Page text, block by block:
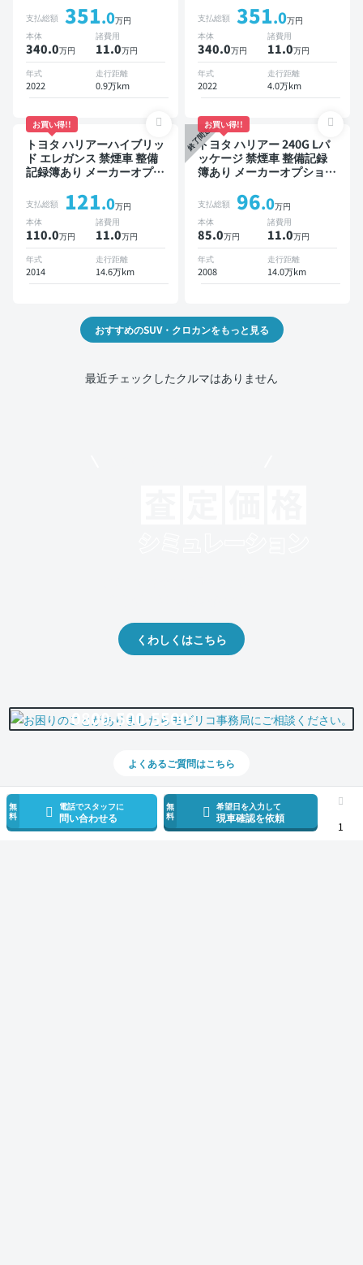
無
料
電話でスタッフに
問い合わせる
無
料
希望日を入力して
現車確認を依頼
1
スポットモニター オートク
ルーズ スマートキー ETC
電動バックドア バックモニ
ター 全方位カメラ ドライ
ブレコーダー 衝突軽減
支払総額 351.0万円
本体
340.0万円
諸費用
11.0万円
年式
2022
走行距離
0.9万km
ットモニター デジタルイン
ナーミラー オートクルーズ
スマートキー ETC バック
モニター ドライブレコーダ
ー 衝突軽減
支払総額 351.0万円
本体
340.0万円
諸費用
11.0万円
年式
2022
走行距離
4.0万km
お買い得!!
トヨタ ハリアーハイブリッ
ド エレガンス 禁煙車 整備
記録簿あり メーカーオプシ
ETC バックモニター ドラ
イブレコーダー
支払総額 121.0万円
本体
110.0万円
諸費用
11.0万円
年式
2014
走行距離
14.6万km
終了間近
お買い得!!
トヨタ ハリアー 240G Lパ
ッケージ 禁煙車 整備記録
簿あり メーカーオプション
ETC サンルーフ バックモ
ニター ドライブレコーダー
支払総額 96.0万円
本体
85.0万円
諸費用
11.0万円
年式
2008
走行距離
14.0万km
おすすめのSUV・クロカンをもっと見る
最近チェックしたクルマはありません
くわしくはこちら
0800-500-5500
よくあるご質問はこちら